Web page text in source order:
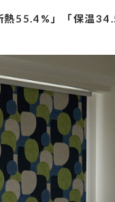
熱55.4%」「保温